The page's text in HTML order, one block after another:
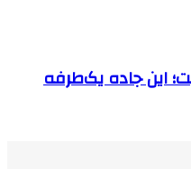
رقابت؛ این جاده یک‌طرفه